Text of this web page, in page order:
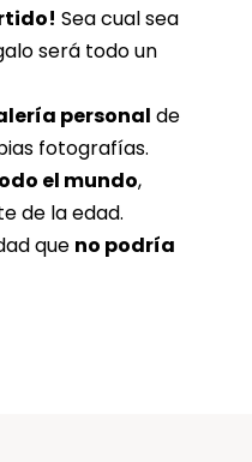
Sea cual sea
será todo un
personal de
fotografías.
el mundo,
de la edad.
que no podría